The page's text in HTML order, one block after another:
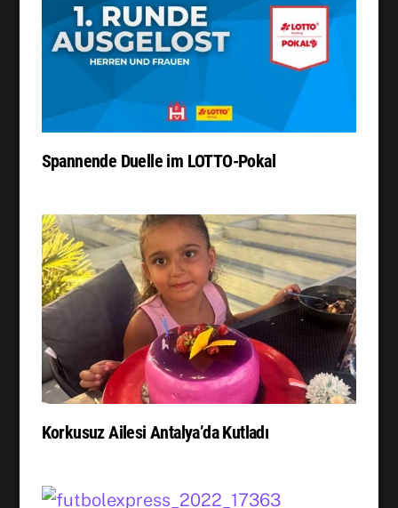
Spannende Duelle im LOTTO-Pokal
Korkusuz Ailesi Antalya’da Kutladı